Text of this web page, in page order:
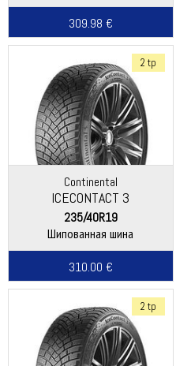
309.98 €
2 tp
Continental
ICECONTACT 3
235/40R19
Шипованная шина
310.00 €
2 tp